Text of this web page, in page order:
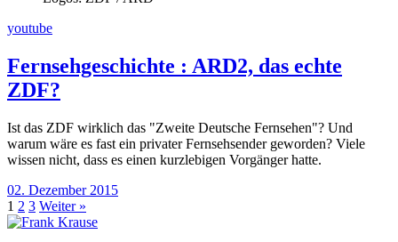
youtube
Fernsehgeschichte : ARD2, das echte
ZDF?
Ist das ZDF wirklich das "Zweite Deutsche Fernsehen"? Und
warum wäre es fast ein privater Fernsehsender geworden? Viele
wissen nicht, dass es einen kurzlebigen Vorgänger hatte.
02. Dezember 2015
1 2 3 Weiter »